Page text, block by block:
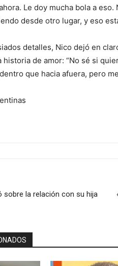
Le doy mucha bola a
desde otro lugar, y eso
detalles, Nico dejó en
historia de amor: “No sé si
que hacia afuera, pero
sobre la relación con su hija